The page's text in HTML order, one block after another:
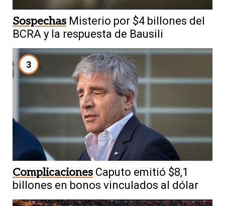
Sospechas Misterio por $4 billones del
BCRA y la respuesta de Bausili
3
Complicaciones Caputo emitió $8,1
billones en bonos vinculados al dólar